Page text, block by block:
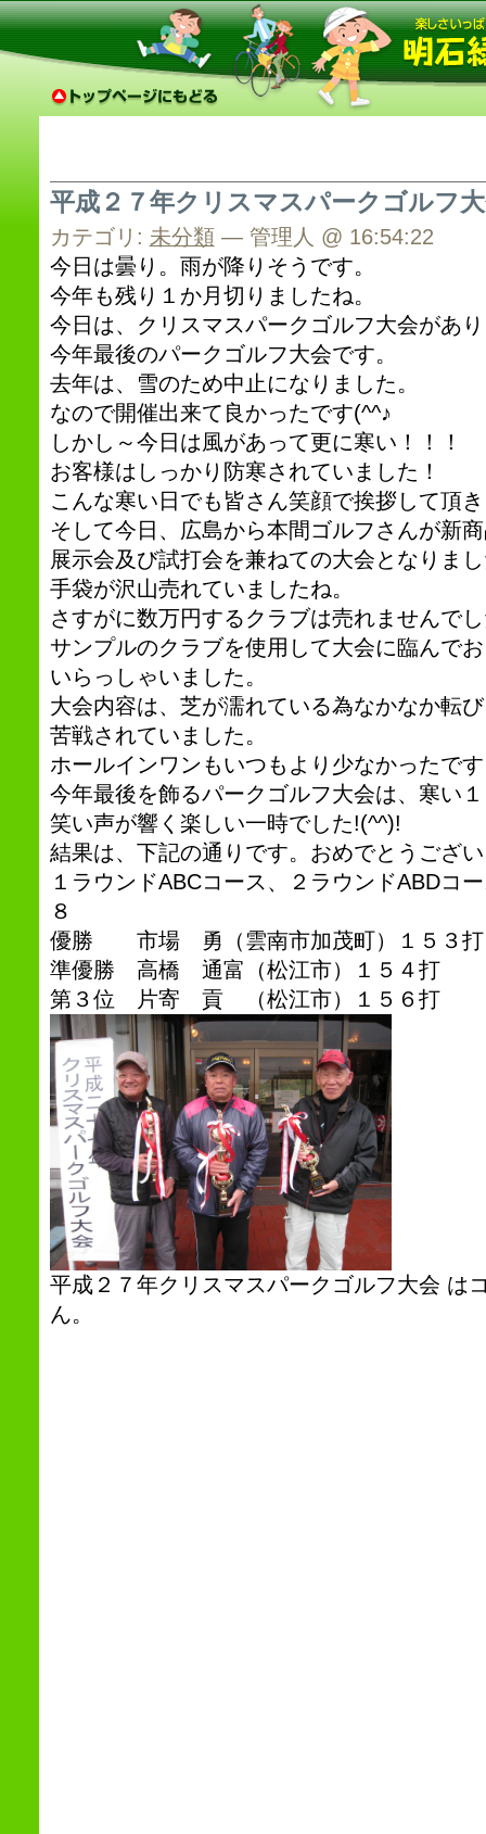
平成２７年クリスマスパークゴルフ
カテゴリ: 未分類— 管理人 @ 16:54:22
今日は曇り。雨が降りそうです。
今年も残り１か月切りましたね。
今日は、クリスマスパークゴルフ大会があ
今年最後のパークゴルフ大会です。
去年は、雪のため中止になりました。
なので開催出来て良かったです(^^♪
しかし～今日は風があって更に寒い！！！
お客様はしっかり防寒されていました！
こんな寒い日でも皆さん笑顔で挨拶して頂
そして今日、広島から本間ゴルフさんが新
展示会及び試打会を兼ねての大会となりま
手袋が沢山売れていましたね。
さすがに数万円するクラブは売れませんで
サンプルのクラブを使用して大会に臨んで
いらっしゃいました。
大会内容は、芝が濡れている為なかなか転
苦戦されていました。
ホールインワンもいつもより少なかったで
今年最後を飾るパークゴルフ大会は、寒い
笑い声が響く楽しい一時でした!(^^)!
結果は、下記の通りです。おめでとうござ
１ラウンドABCコース、２ラウンドABDコ
８
優勝 市場 勇（雲南市加茂町）１５３打
準優勝 高橋 通富（松江市）１５４打
第３位 片寄 貢 （松江市）１５６打
平成２７年クリスマスパークゴルフ大会 は
ん。